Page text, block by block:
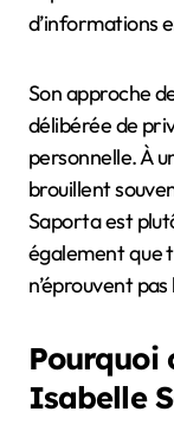
d’informations
Son approche
délibérée de
personnelle. À
brouillent
Saporta est
également que
n’éprouvent
Pourquoi
Isabelle